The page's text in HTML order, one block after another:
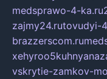
medsprawo-4-ka.ru
zajmy24.rutovudyi-
brazzerscom.ru
vskrytie-zamkov-